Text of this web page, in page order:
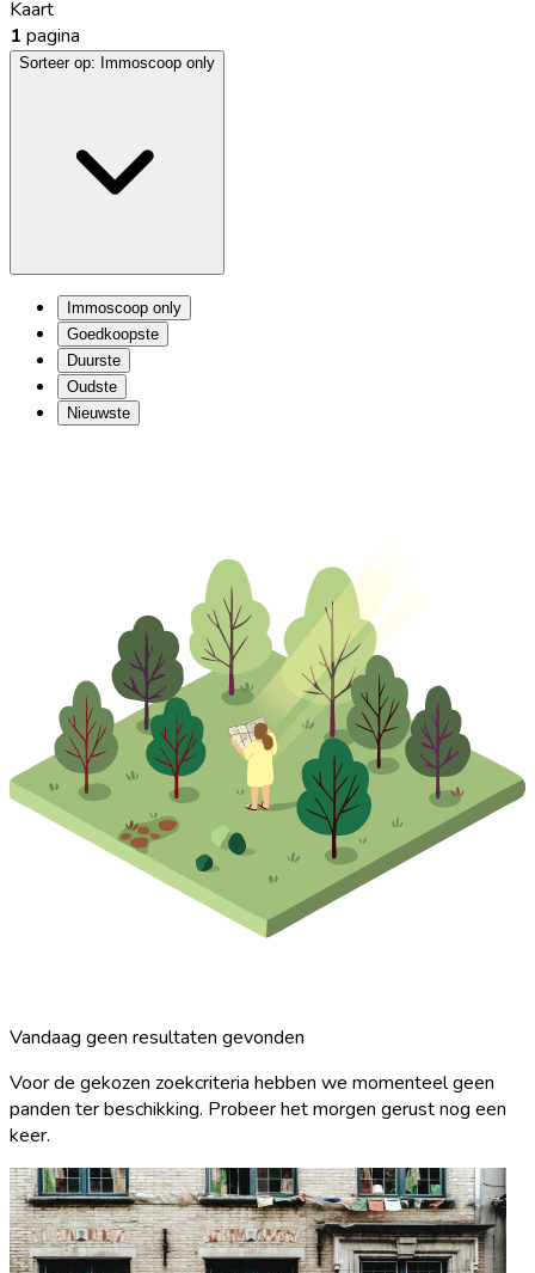
Kaart
1 pagina
Sorteer op: Immoscoop only
Immoscoop only
Goedkoopste
Duurste
Oudste
Nieuwste
Vandaag geen resultaten gevonden
Voor de gekozen zoekcriteria hebben we momenteel geen
panden ter beschikking. Probeer het morgen gerust nog een
keer.